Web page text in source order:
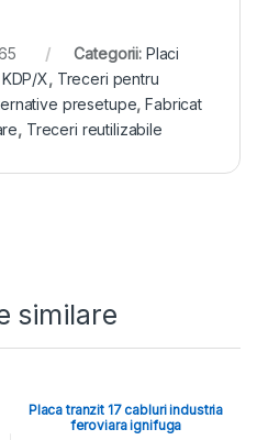
Categorii: Placi
X, Treceri pentru
presetupe,Fabricat
, Treceri reutilizabile
similare
Placa tranzit 17 cabluri industria
feroviara ignifuga